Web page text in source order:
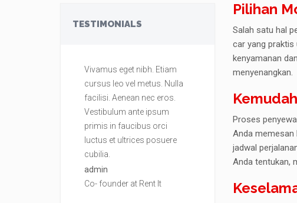
TESTIMONIALS
Vivamus eget nibh. Etiam
cursus leo vel metus. Nulla
facilisi. Aenean nec eros.
Vestibulum ante ipsum
primis in faucibus orci
luctus et ultrices posuere
cubilia.
admin
Co- founder at Rent It
Vivamus eget nibh.
facilisi. Aenean nec
primis in faucibus orci
cubilia.
Co- founder at Rent It
Pilihan
Salah satu hal
car yang praktis
kenyamanan
menyenangkan.
Proses
Anda memesan
jadwal
Anda tentukan,